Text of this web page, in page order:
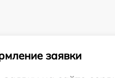
заявки